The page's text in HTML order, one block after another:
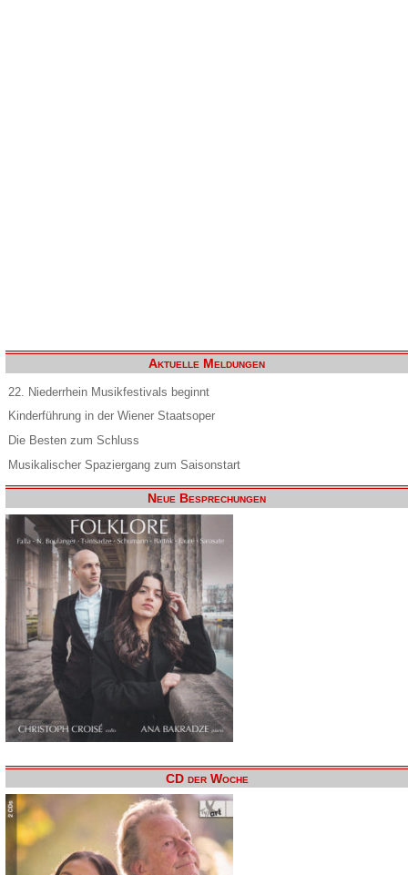
Aktuelle Meldungen
22. Niederrhein Musikfestivals beginnt
Kinderführung in der Wiener Staatsoper
Die Besten zum Schluss
Musikalischer Spaziergang zum Saisonstart
Neue Besprechungen
CD der Woche